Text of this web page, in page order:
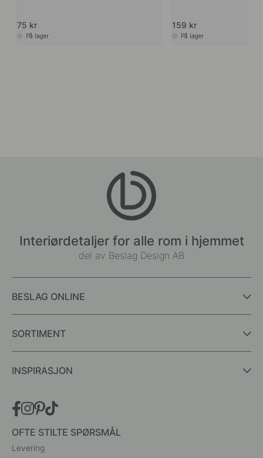
75 kr
På lager
159 kr
På lager
Interiørdetaljer for alle rom i hjemmet
del av Beslag Design AB
BESLAG ONLINE
SORTIMENT
INSPIRASJON
OFTE STILTE SPØRSMÅL
Levering